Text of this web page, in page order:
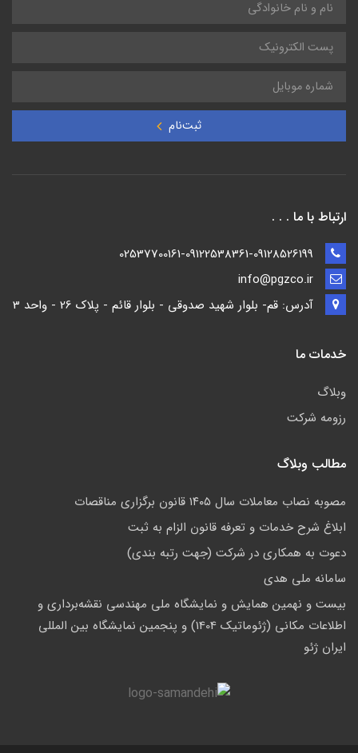
ثبت‌نام
ارتباط با ما . . .
آدرس: قم- بلوار شهید صدوقی - بلوار قائم - پلاک 26 - واحد 3
خدمات ما
وبلاگ
رزومه شرکت
مطالب وبلاگ
مصوبه نصاب معاملات سال ۱۴۰۵ قانون برگزاری مناقصات
ابلاغ شرح خدمات و تعرفه قانون الزام به ثبت
دعوت به همکاری در شرکت (جهت رتبه بندی)
سامانه ملی هدی
بیست و نهمین همایش و نمایشگاه ملی مهندسی نقشه‌برداری و
اطلاعات مکانی (ژئوماتیک 1404) و پنجمین نمایشگاه بین المللی
ایران ژئو